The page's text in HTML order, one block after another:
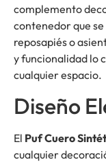
complemento
contenedor que
reposapiés o
y funcionalidad lo
cualquier espacio.
Diseño
El Puf Cuero
cualquier